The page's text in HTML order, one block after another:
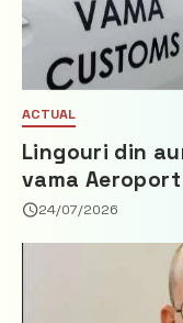
ACTUAL
Lingouri din
vama Aeroport
24/07/2026